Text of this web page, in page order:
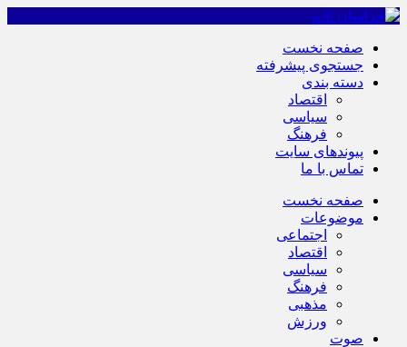
صفحه نخست
جستجوی پیشرفته
دسته بندی
اقتصاد
سیاسی
فرهنگ
پیوندهای سایت
تماس با ما
صفحه نخست
موضوعات
اجتماعی
اقتصاد
سیاسی
فرهنگ
مذهبی
ورزش
صوت